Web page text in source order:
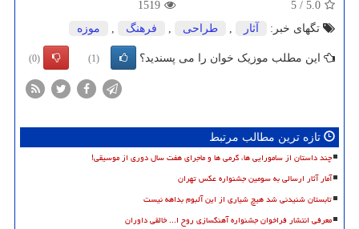
5.0
/
5
1519
تگهای خبر:
آثار , طراحی , فرهنگ , موزه
این مطلب موزیک خوان را می پسندید؟ (1)
(0)
تازه ترین مطالب مرتبط
چند داستان از سامورایی ها، گرمی ها و ماجرای هفت سال دوری از موسیقی!
آمار آثار ارسالی به سومین جشنواره عکس تهران
تابستان شنیدنی شد هیچ شیاری از این آلبوم بداهه نیست
معرفی انتشار فراخوان جشنواره آهنگسازی روح ا... خالقی داوران